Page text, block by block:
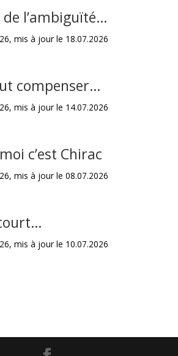
l’ambiguïté…
mis à jour le 18.07.2026
compenser…
mis à jour le 14.07.2026
c’est Chirac
mis à jour le 08.07.2026
mis à jour le 10.07.2026